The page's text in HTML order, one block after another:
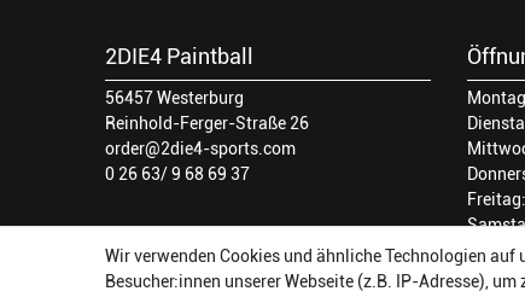
2DIE4 Paintball
56457 Westerburg
Reinhold-Ferger-Straße 26
order@2die4-sports.com
0 26 63/ 9 68 69 37
Freitag:
Wir verwenden Cookies und ähnliche Technologien
Besucher:innen unserer Webseite (z.B. IP-Adresse),